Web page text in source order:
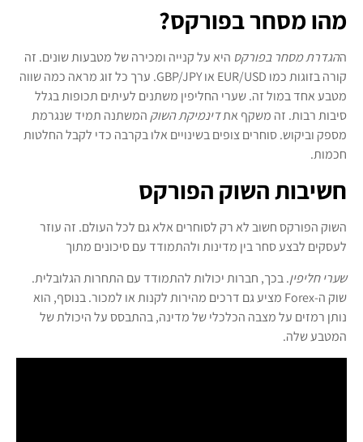
מהו מסחר בפורקס?
ההגדרת מסחר בפורקס היא על קנייה ומכירה של מטבעות שונים. זה
קורה בזוגות כמו EUR/USD או GBP/JPY. ערך כל זוג מראה כמה שווה
מטבע אחד במול זה. שערי החליפין משתנים לעיתים תכופות בגלל
סיבות רבות. זה משקף אתדינמיקת השוק המשתנה תמיד שנגרמת
מספק וביקוש. סוחרים צופים בשינויים אלו בקרבה כדי לקבל החלטות
חכמות.
חשיבות השוק הפורקס
השוק הפורקס חשוב לא רק לסוחרים אלא גם לכל העולם. זה עוזר
לעסקים לבצע סחר בין מדינות ולהתמודד עם סיכונים מתוך
שערי חליפין. בכך, חברות יכולות להתמודד עם התחרות הגלובלית.
שוק ה-Forex מציע גם דרכים מהירות לקנות או למכור. בנוסף, הוא
נותן רמזים על מצבה הכלכלי של מדינה, בהתבסס על היכולת של
המטבע שלה.